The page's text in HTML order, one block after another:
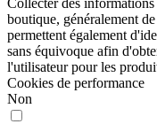
Collecter des
boutique, généralement
permettent également
sans équivoque afin
l'utilisateur pour les
Cookies de performance
Non